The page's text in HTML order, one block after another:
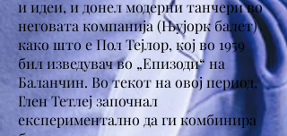
и идеи, и донел модерни танчери во
неговата компанија (Њујорк балет)
како што е Пол Тејлор, кој во 1959
бил изведувач во „Епизоди“ на
Баланчин. Во текот на овој период,
Глен Тетлеј започнал
експериментално да ги комбинира